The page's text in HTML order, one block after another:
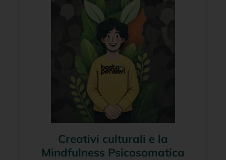
Creativi culturali e la
Mindfulness Psicosomatica